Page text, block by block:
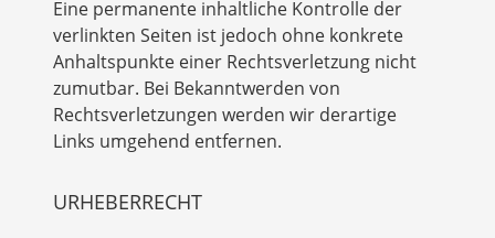
Eine permanente inhaltliche Kontrolle der
verlinkten Seiten ist jedoch ohne konkrete
Anhaltspunkte einer Rechtsverletzung nicht
zumutbar. Bei Bekanntwerden von
Rechtsverletzungen werden wir derartige
Links umgehend entfernen.
URHEBERRECHT